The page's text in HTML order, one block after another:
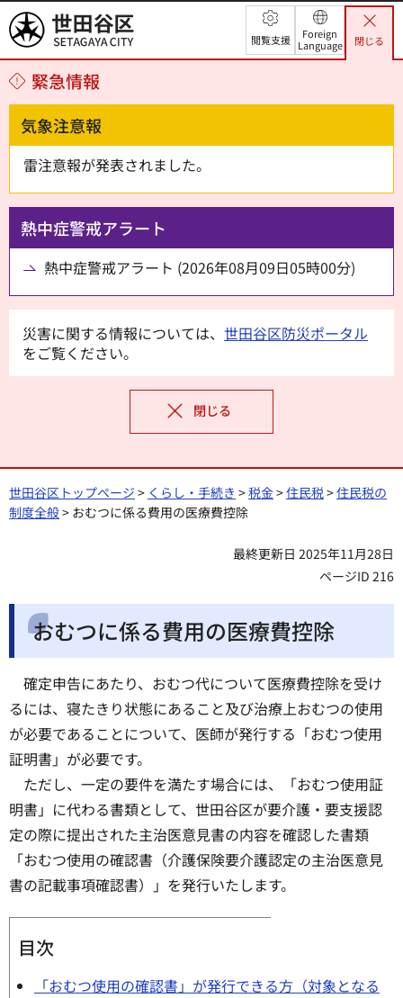
世田谷区 閲覧支援
Foreign
Language
閉じる
緊急情報
気象注意報
雷注意報が発表されました。
熱中症警戒アラート
熱中症警戒アラート (2026年08月09日05時00分)
災害に関する情報については、 世田谷区防災ポータル
をご覧ください。
閉じる
世田谷区トップページ > くらし・手続き >税金>住民税>住民税の
制度全般> おむつに係る費用の医療費控除
最終更新日 2025年11月28日
ページID 216
おむつに係る費用の医療費控除
確定申告にあたり、おむつ代について医療費控除を受け
るには、寝たきり状態にあること及び治療上おむつの使用
が必要であることについて、医師が発行する「おむつ使用
証明書」が必要です。
ただし、一定の要件を満たす場合には、「おむつ使用証
明書」に代わる書類として、世田谷区が要介護・要支援認
定の際に提出された主治医意見書の内容を確認した書類
「おむつ使用の確認書（介護保険要介護認定の主治医意見
書の記載事項確認書）」を発行いたします。
目次
「おむつ使用の確認書」が発行できる方（対象となる